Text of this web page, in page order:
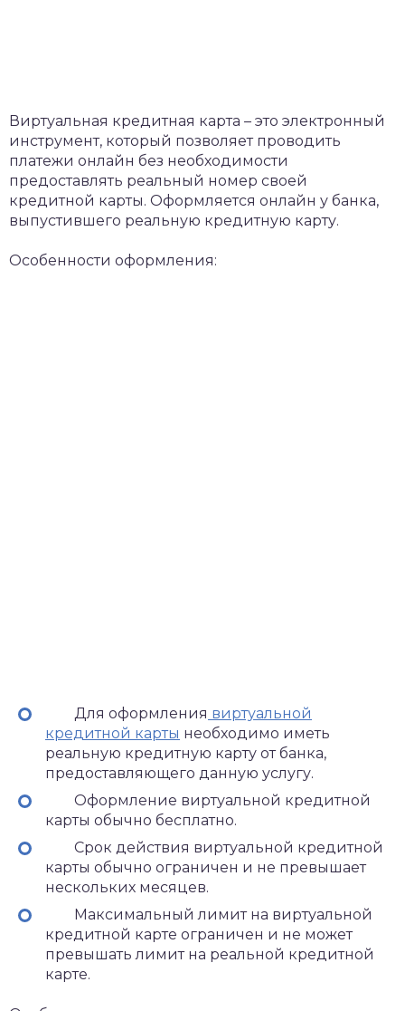
Виртуальная кредитная карта – это электронный
инструмент, который позволяет проводить
платежи онлайн без необходимости
предоставлять реальный номер своей
кредитной карты. Оформляется онлайн у банка,
выпустившего реальную кредитную карту.
Особенности оформления:
Для оформления виртуальной
кредитной карты необходимо иметь
реальную кредитную карту от банка,
предоставляющего данную услугу.
Оформление виртуальной кредитной
карты обычно бесплатно.
Срок действия виртуальной кредитной
карты обычно ограничен и не превышает
нескольких месяцев.
Максимальный лимит на виртуальной
кредитной карте ограничен и не может
превышать лимит на реальной кредитной
карте.